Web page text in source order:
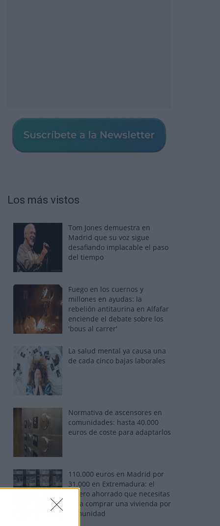
Los más vistos
Tom Jones demuestra en
Madrid que su voz sigue
desafiando implacable el paso
del tiempo
Fuego en los cuernos y
millones en ayudas: la
rebelión antitaurina en Alfafar
enciende el debate sobre los
'bous al carrer'
La salud mental ya causa una
de cada cinco bajas laborales
Normativa de ascensores en
comunidades: hasta 40.000
euros de coste para adaptarlos
110.000 euros en Madrid por
31.000 en Extremadura: el
dinero ahorrado que necesitas
para comprar una vivienda por
comunidad